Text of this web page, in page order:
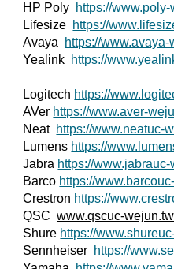
HP Poly https://
Lifesize https://
Avaya https://www.avaya-
Yealink https://
Logitech https://
AVer https://www.aver-
Neat https://www.neatuc-
Lumens https://
Jabra https://
Barco https://
Crestron https://
QSCwww.qscuc-wejun.tw
Shure https://
Sennheiser https://